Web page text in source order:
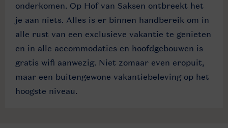
onderkomen. Op Hof van Saksen ontbreekt het
je aan niets. Alles is er binnen handbereik om in
alle rust van een exclusieve vakantie te genieten
en in alle accommodaties en hoofdgebouwen is
gratis wifi aanwezig. Niet zomaar even eropuit,
maar een buitengewone vakantiebeleving op het
hoogste niveau.